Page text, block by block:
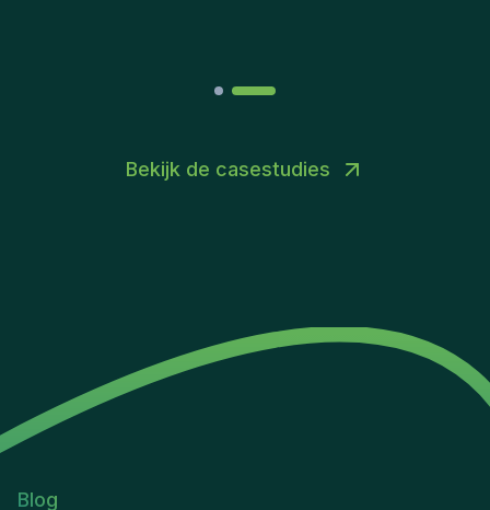
Bekijk de casestudies
Blog